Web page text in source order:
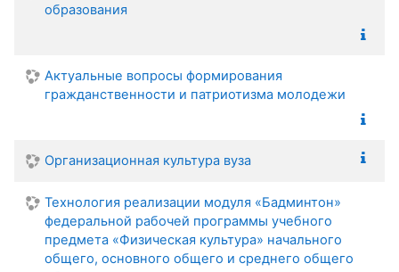
образования
Актуальные вопросы формирования
гражданственности и патриотизма молодежи
Организационная культура вуза
Технология реализации модуля «Бадминтон»
федеральной рабочей программы учебного
предмета «Физическая культура» начального
общего, основного общего и среднего общего